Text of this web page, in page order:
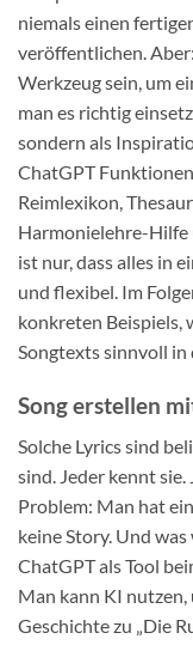
niemals einen
veröffentlichen.
Werkzeug sein, um
man es richtig
sondern als
ChatGPT
Reimlexikon,
Harmonielehre-Hilfe
ist nur, dass alles in
und flexibel. Im
konkreten Beispiels,
Songtexts sinnvoll
Song erstellen
Solche Lyrics sind
sind. Jeder kennt
Problem: Man hat
keine Story. Und
ChatGPT als Tool
Man kann KI
Geschichte zu „Die